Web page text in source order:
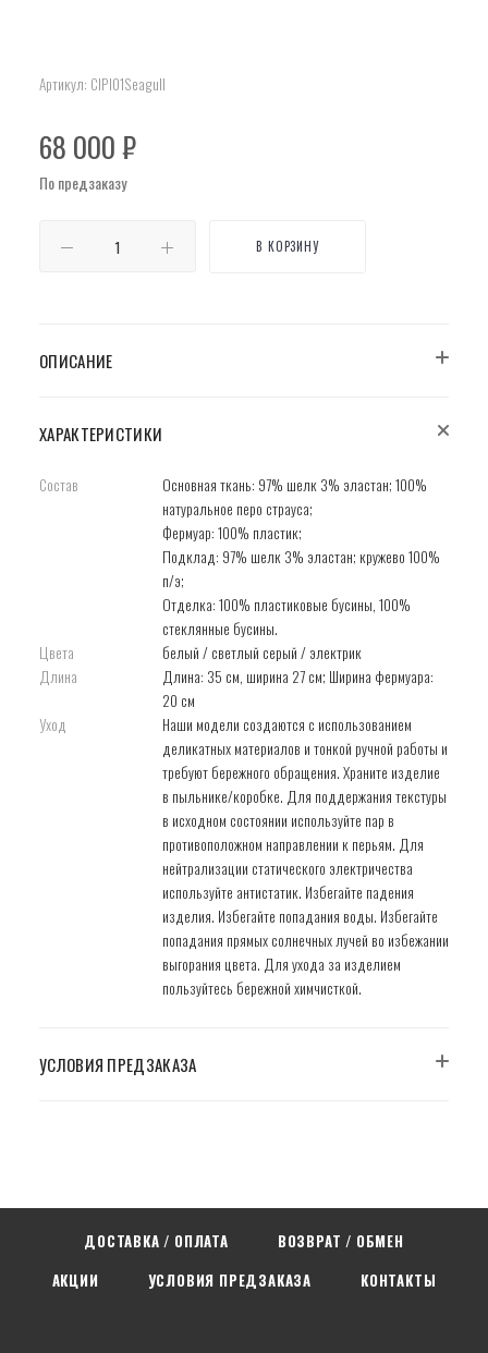
Артикул: ClPl01Seagull
68 000₽
По предзаказу
В КОРЗИНУ
ОПИСАНИЕ
ХАРАКТЕРИСТИКИ
Состав
Основная ткань: 97% шелк 3% эластан; 100%
натуральное перо страуса;
Фермуар: 100% пластик;
Подклад: 97% шелк 3% эластан; кружево 100%
п/э;
Отделка: 100% пластиковые бусины, 100%
cтеклянные бусины.
Цвета
белый / светлый серый / электрик
Длина
Длина: 35 см, ширина 27 см; Ширина фермуара:
20 см
Уход
Наши модели создаются с использованием
деликатных материалов и тонкой ручной работы и
требуют бережного обращения. Храните изделие
в пыльнике/коробке. Для поддержания текстуры
в исходном состоянии используйте пар в
противоположном направлении к перьям. Для
нейтрализации статического электричества
используйте антистатик. Избегайте падения
изделия. Избегайте попадания воды. Избегайте
попадания прямых солнечных лучей во избежании
выгорания цвета. Для ухода за изделием
пользуйтесь бережной химчисткой.
УСЛОВИЯ ПРЕДЗАКАЗА
ДОСТАВКА / ОПЛАТА
ВОЗВРАТ / ОБМЕН
АКЦИИ
УСЛОВИЯ ПРЕДЗАКАЗА КОНТАКТЫ